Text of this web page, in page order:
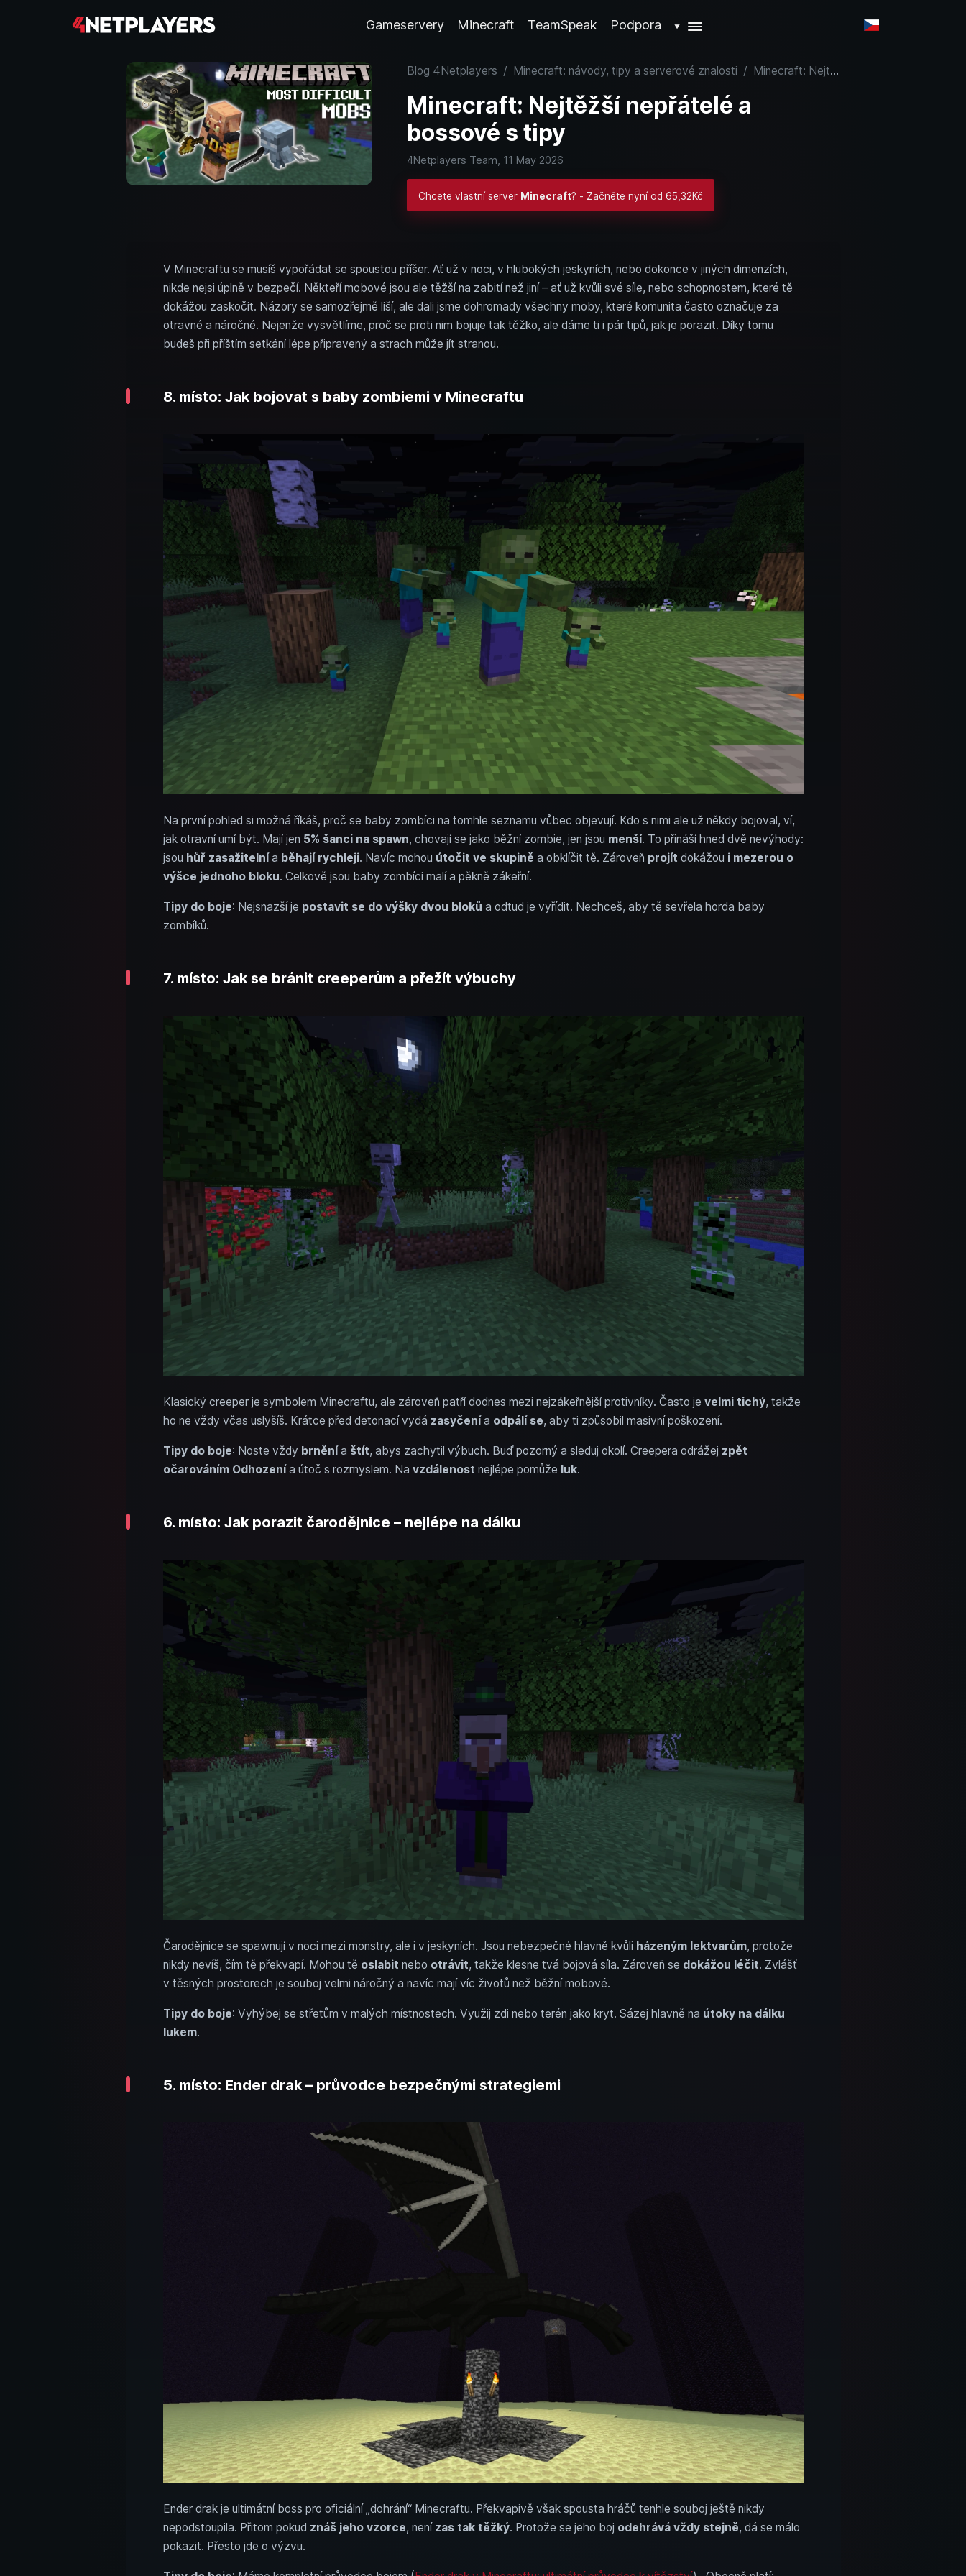
Gameservery Minecraft TeamSpeak Podpora ▼
Blog 4Netplayers / Minecraft: návody, tipy a serverové znalosti / Minecraft: Nejtěžší nepřátelé a bossové s tipy
Minecraft: Nejtěžší nepřátelé a
bossové s tipy
4Netplayers Team, 11 May 2026
Chcete vlastní server Minecraft? - Začněte nyní od 65,32Kč
V Minecraftu se musíš vypořádat se spoustou příšer. Ať už v noci, v hlubokých jeskyních, nebo dokonce v jiných dimenzích,
nikde nejsi úplně v bezpečí. Někteří mobové jsou ale těžší na zabití než jiní – ať už kvůli své síle, nebo schopnostem, které tě
dokážou zaskočit. Názory se samozřejmě liší, ale dali jsme dohromady všechny moby, které komunita často označuje za
otravné a náročné. Nejenže vysvětlíme, proč se proti nim bojuje tak těžko, ale dáme ti i pár tipů, jak je porazit. Díky tomu
budeš při příštím setkání lépe připravený a strach může jít stranou.
8. místo: Jak bojovat s baby zombiemi v Minecraftu
Na první pohled si možná říkáš, proč se baby zombíci na tomhle seznamu vůbec objevují. Kdo s nimi ale už někdy bojoval, ví,
jak otravní umí být. Mají jen 5% šanci na spawn, chovají se jako běžní zombie, jen jsou menší. To přináší hned dvě nevýhody:
jsou hůř zasažitelnía běhají rychleji. Navíc mohou útočit ve skupině a obklíčit tě. Zároveň projít dokážou i mezerou o
výšce jednoho bloku. Celkově jsou baby zombíci malí a pěkně zákeřní.
Tipy do boje: Nejsnazší je postavit se do výšky dvou bloků a odtud je vyřídit. Nechceš, aby tě sevřela horda baby
zombíků.
7. místo: Jak se bránit creeperům a přežít výbuchy
Klasický creeper je symbolem Minecraftu, ale zároveň patří dodnes mezi nejzákeřnější protivníky. Často je velmi tichý, takže
ho ne vždy včas uslyšíš. Krátce před detonací vydá zasyčenía odpálí se, aby ti způsobil masivní poškození.
Tipy do boje: Noste vždy brněnía štít, abys zachytil výbuch. Buď pozorný a sleduj okolí. Creepera odrážej zpět
očarováním Odhozenía útoč s rozmyslem. Na vzdálenost nejlépe pomůže luk.
6. místo: Jak porazit čarodějnice – nejlépe na dálku
Čarodějnice se spawnují v noci mezi monstry, ale i v jeskyních. Jsou nebezpečné hlavně kvůli házeným lektvarům, protože
nikdy nevíš, čím tě překvapí. Mohou tě oslabit nebo otrávit, takže klesne tvá bojová síla. Zároveň se dokážou léčit. Zvlášť
v těsných prostorech je souboj velmi náročný a navíc mají víc životů než běžní mobové.
Tipy do boje: Vyhýbej se střetům v malých místnostech. Využij zdi nebo terén jako kryt. Sázej hlavně na útoky na dálku
lukem.
5. místo: Ender drak – průvodce bezpečnými strategiemi
Ender drak je ultimátní boss pro oficiální „dohrání“ Minecraftu. Překvapivě však spousta hráčů tenhle souboj ještě nikdy
nepodstoupila. Přitom pokud znáš jeho vzorce, není zas tak těžký. Protože se jeho boj odehrává vždy stejně, dá se málo
pokazit. Přesto jde o výzvu.